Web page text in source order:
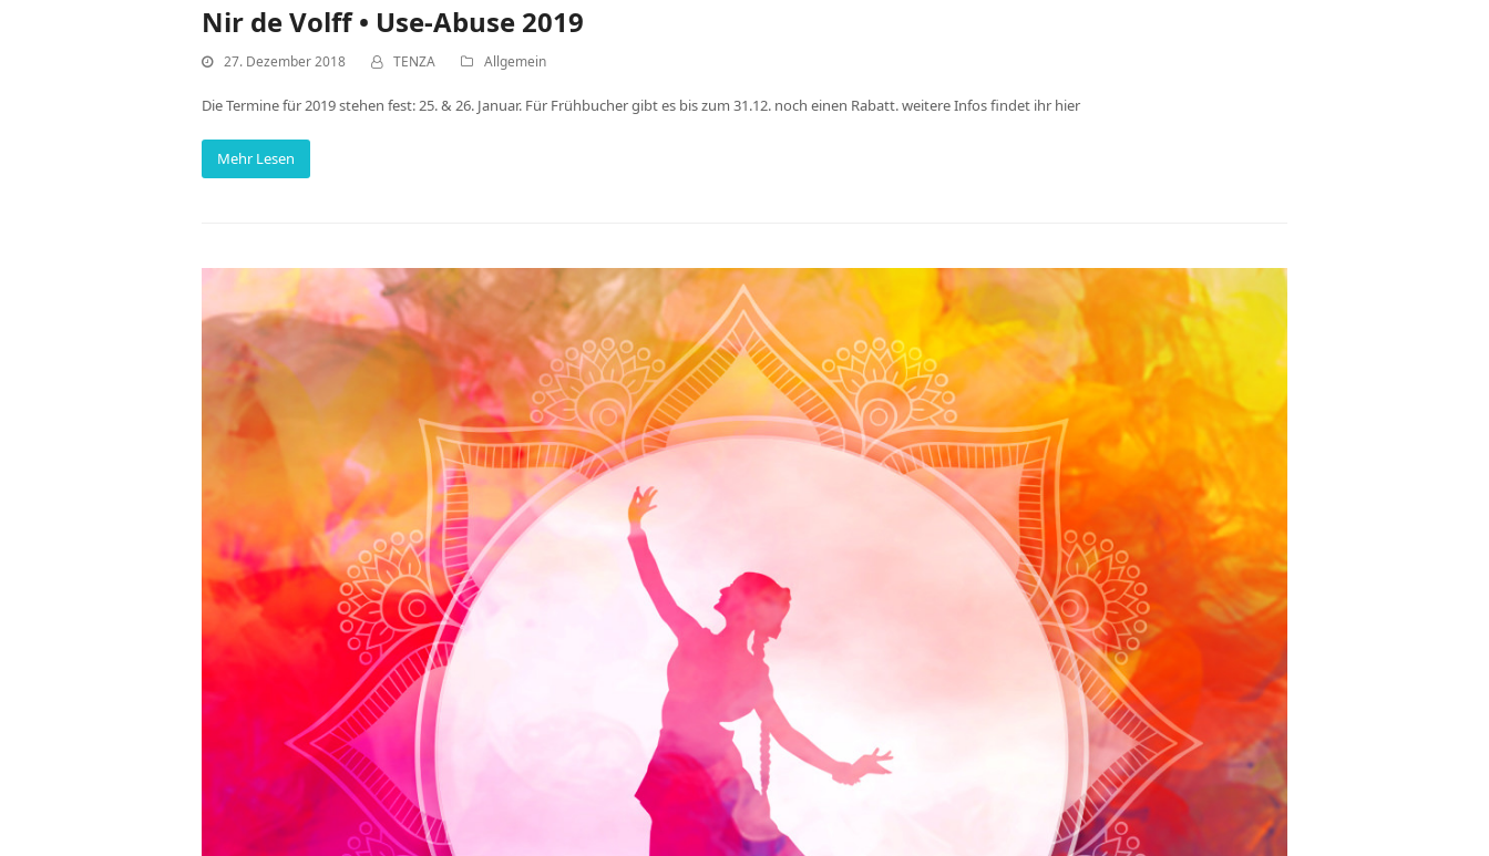
Nir de Volff • Use-Abuse 2019
27. Dezember 2018 TENZA Allgemein
Die Termine für 2019 stehen fest: 25. & 26. Januar. Für Frühbucher gibt es bis zum 31.12. noch einen Rabatt. weitere Infos findet ihr hier
Mehr Lesen